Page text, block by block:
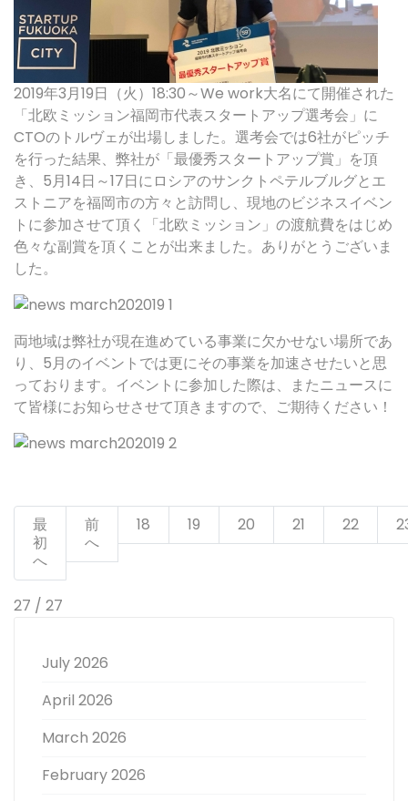
2019年3月19日（火）18:30～We work大名にて開催された
「北欧ミッション福岡市代表スタートアップ選考会」に
CTOのトルヴェが出場しました。選考会では6社がピッチ
を行った結果、弊社が「最優秀スタートアップ賞」を頂
き、5月14日～17日にロシアのサンクトペテルブルグとエ
ストニアを福岡市の方々と訪問し、現地のビジネスイベン
トに参加させて頂く「北欧ミッション」の渡航費をはじめ
色々な副賞を頂くことが出来ました。ありがとうございま
した。
両地域は弊社が現在進めている事業に欠かせない場所であ
り、5月のイベントでは更にその事業を加速させたいと思
っております。イベントに参加した際は、またニュースに
て皆様にお知らせさせて頂きますので、ご期待ください！
最
初
へ
前
へ
18 19 20 21 22
27 / 27
July 2026
April 2026
March 2026
February 2026